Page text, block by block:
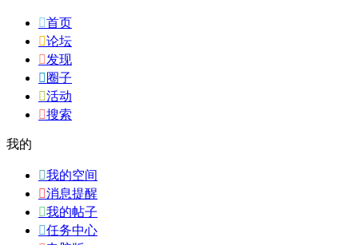
首页
论坛
发现
 圈子
活动
搜索
我的
我的空间
消息提醒
我的帖子
任务中心